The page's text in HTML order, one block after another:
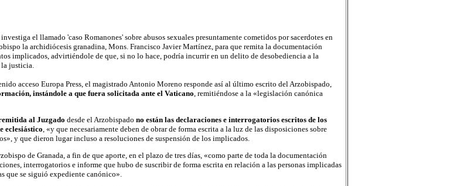
el llamado 'caso Romanones' sobre abusos sexuales presuntamente cometidos por sacerdotes en
la archidiócesis granadina, Mons. Francisco Javier Martínez, para que remita la documentación
implicados, advirtiéndole de que, si no lo hace, podría incurrir en un delito de desobediencia a la
justicia.
acceso Europa Press, el magistrado Antonio Moreno responde así al último escrito del Arzobispado,
instándole a que fuera solicitada ante el Vaticano, remitiéndose a la «legislación canónica
al Juzgado desde el Arzobispado no están las declaraciones e interrogatorios escritos de los
eclesiástico, «y que necesariamente deben de obrar de forma escrita a la luz de las disposiciones sobre
y que dieron lugar incluso a resoluciones de suspensión de los implicados.
de Granada, a fin de que aporte, en el plazo de tres días, «como parte de toda la documentación
interrogatorios e informe que hubo de suscribir de forma escrita en relación a las personas implicadas
que se siguió expediente canónico».